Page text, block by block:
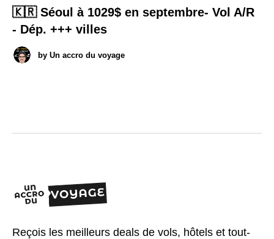
🇰🇷 Séoul à 1029$ en septembre- Vol A/R
- Dép. +++ villes
by Un accro du voyage
Reçois les meilleurs deals de vols, hôtels et tout-